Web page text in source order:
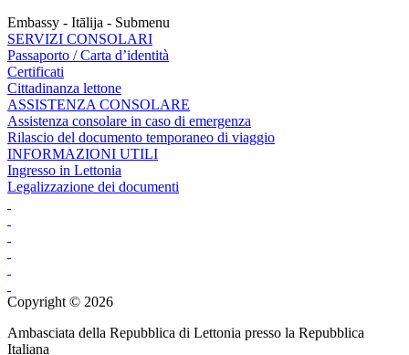
Embassy - Itālija - Submenu
SERVIZI CONSOLARI
Passaporto / Carta d’identità
Certificati
Cittadinanza lettone
ASSISTENZA CONSOLARE
Assistenza consolare in caso di emergenza
Rilascio del documento temporaneo di viaggio
INFORMAZIONI UTILI
Ingresso in Lettonia
Legalizzazione dei documenti
Copyright © 2026
Ambasciata della Repubblica di Lettonia presso la Repubblica
Italiana